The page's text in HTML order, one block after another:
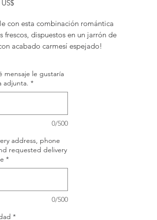
Precio
con esta combinación romántica
frescos, dispuestos en un jarrón de
acabado carmesí espejado!
claveles rojos, claveles rojos en
con molinero polvoriento,
y hoja de limón.
alrededor
mensaje le gustaría
adjunta. *
0/500
address, phone
requested delivery
*
0/500
*